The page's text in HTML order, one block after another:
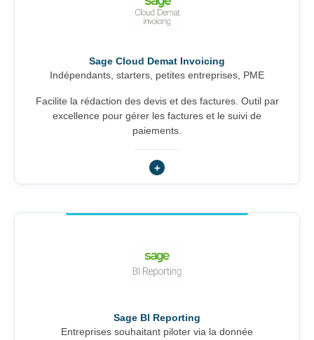
Sage Cloud Demat Invoicing
Indépendants, starters, petites entreprises, PME
Facilite la rédaction des devis et des factures. Outil par
excellence pour gérer les factures et le suivi de
paiements.
Sage BI Reporting
Entreprises souhaitant piloter via la donnée